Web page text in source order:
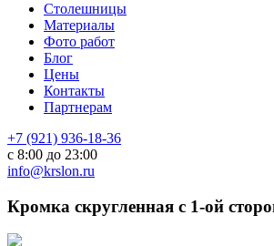
Столешницы
Материалы
Фото работ
Блог
Цены
Контакты
Партнерам
+7 (921) 936-18-36
с 8:00 до 23:00
info@krslon.ru
Кромка скругленная с 1-ой